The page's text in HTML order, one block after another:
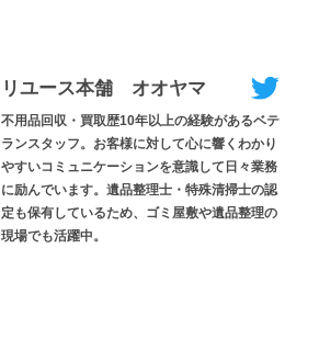
リユース本舗 オオヤマ
不用品回収・買取歴10年以上の経験があるベテ
ランスタッフ。お客様に対して心に響くわかり
やすいコミュニケーションを意識して日々業務
に励んでいます。遺品整理士・特殊清掃士の認
定も保有しているため、ゴミ屋敷や遺品整理の
現場でも活躍中。